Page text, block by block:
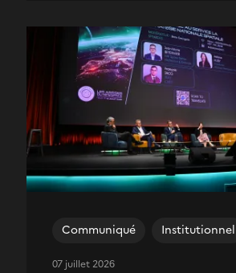
Communiqué Institutionnel
07 juillet 2026